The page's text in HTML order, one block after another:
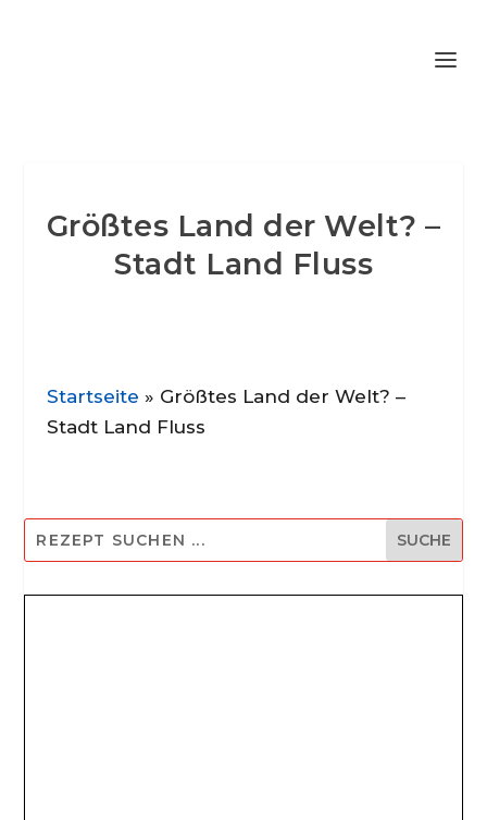
Größtes Land der Welt? –
Stadt Land Fluss
Startseite » Größtes Land der Welt? –
Stadt Land Fluss